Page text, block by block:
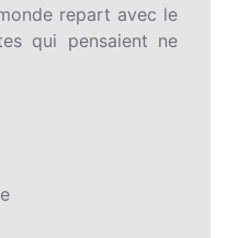
repart avec le
qui pensaient ne